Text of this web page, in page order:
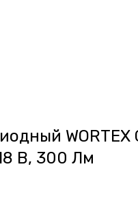
WORTEX
В, 300 Лм